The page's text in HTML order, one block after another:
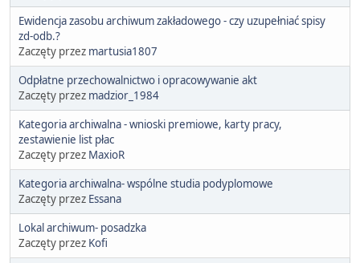
Ewidencja zasobu archiwum zakładowego - czy uzupełniać spisy
zd-odb.?
Zaczęty przez martusia1807
Odpłatne przechowalnictwo i opracowywanie akt
Zaczęty przez madzior_1984
Kategoria archiwalna - wnioski premiowe, karty pracy,
zestawienie list płac
Zaczęty przez MaxioR
Kategoria archiwalna- wspólne studia podyplomowe
Zaczęty przez Essana
Lokal archiwum- posadzka
Zaczęty przez Kofi